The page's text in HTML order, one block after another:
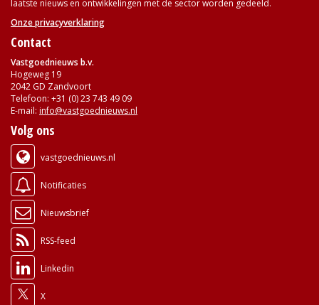
laatste nieuws en ontwikkelingen met de sector worden gedeeld.
Onze privacyverklaring
Contact
Vastgoednieuws b.v.
Hogeweg 19
2042 GD Zandvoort
Telefoon: +31 (0) 23 743 49 09
E-mail: info@vastgoednieuws.nl
Volg ons
vastgoednieuws.nl
Notificaties
Nieuwsbrief
RSS-feed
Linkedin
X